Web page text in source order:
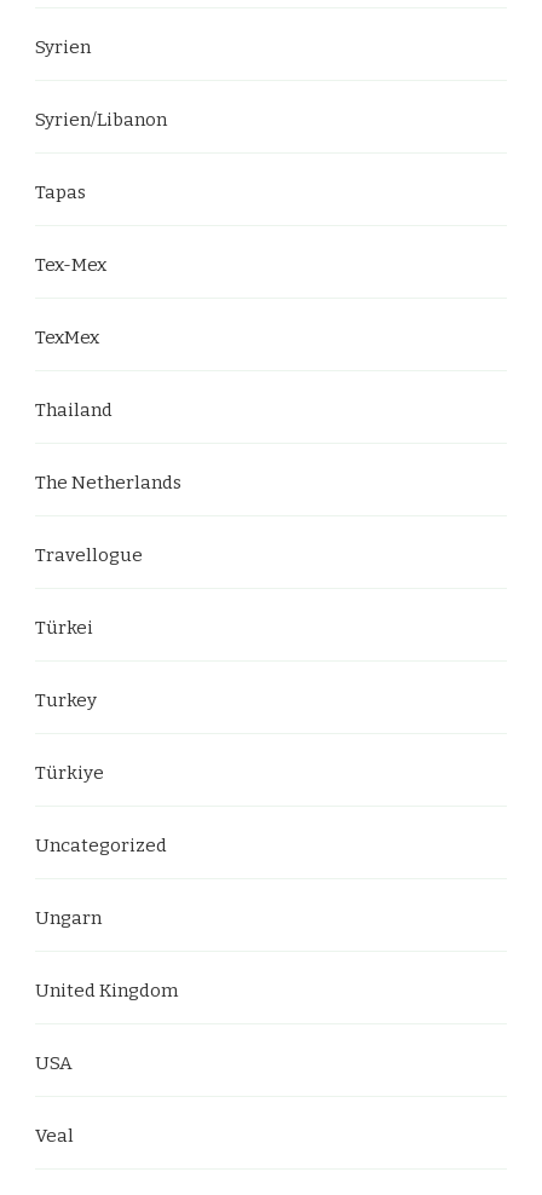
Syrien
Syrien/Libanon
Tapas
Tex-Mex
TexMex
Thailand
The Netherlands
Travellogue
Türkei
Turkey
Türkiye
Uncategorized
Ungarn
United Kingdom
USA
Veal